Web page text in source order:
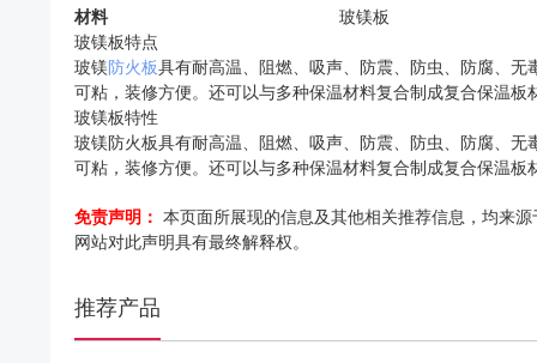
材料
玻镁板
玻镁板特点
玻镁防火板具有耐高温、阻燃、吸声、防震、防虫、防腐、
可粘，装修方便。还可以与多种保温材料复合制成复合保温板
玻镁板特性
玻镁防火板具有耐高温、阻燃、吸声、防震、防虫、防腐、
可粘，装修方便。还可以与多种保温材料复合制成复合保温板
免责声明： 本页面所展现的信息及其他相关推荐信息，均来
网站对此声明具有最终解释权。
推荐产品